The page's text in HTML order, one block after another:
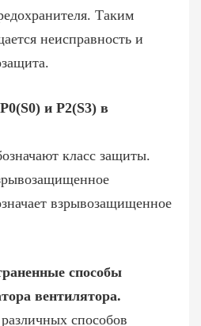
Таким
неисправность и
и P2(S3) в
класс защиты.
взрывозащищенное
способы
вентилятора.
способов